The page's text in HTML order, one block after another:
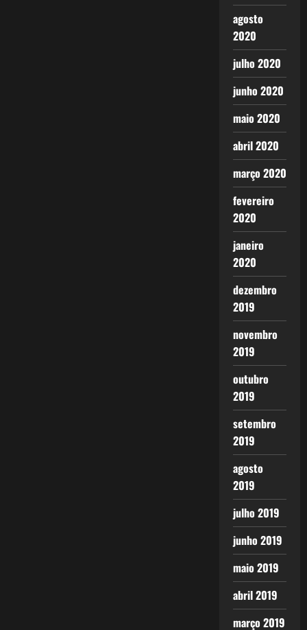
agosto
2020
julho 2020
junho 2020
maio 2020
abril 2020
março 2020
fevereiro
2020
janeiro
2020
dezembro
2019
novembro
2019
outubro
2019
setembro
2019
agosto
2019
julho 2019
junho 2019
maio 2019
abril 2019
março 2019